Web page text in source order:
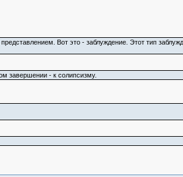
Вот это - заблуждение. Этот тип
завершении - к солипсизму.